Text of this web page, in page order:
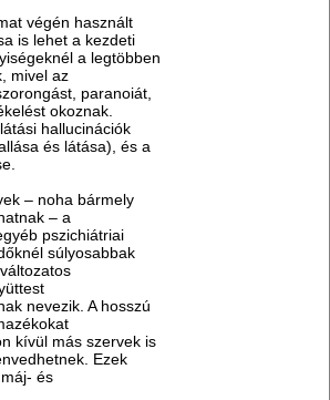
végén használt
is lehet a kezdeti
a legtöbben
mivel az
paranoiát,
okoznak.
hallucinációk
és látása), és a
– noha bármely
– a
pszichiátriai
súlyosabbak
nevezik. A hosszú
kívül más szervek is
Ezek
és